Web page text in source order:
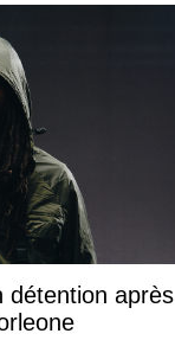
détention après